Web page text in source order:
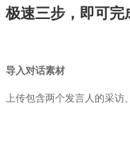
极速三步，即可完
导入对话素材
上传包含两个发言人的采访